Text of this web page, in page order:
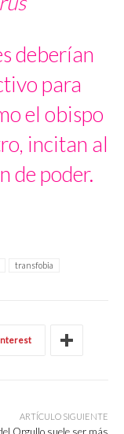
deberían
para
el obispo
incitan al
de poder.
transfobia
ARTÍCULO SIGUIENTE